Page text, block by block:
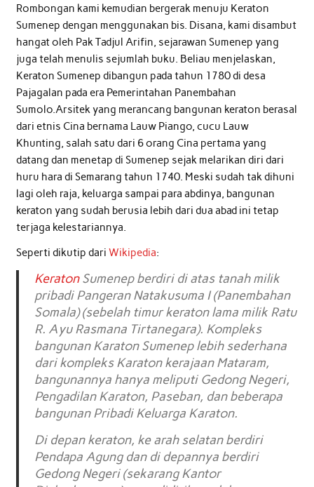
Rombongan kami kemudian bergerak menuju Keraton
Sumenep dengan menggunakan bis. Disana, kami disambut
hangat oleh Pak Tadjul Arifin, sejarawan Sumenep yang
juga telah menulis sejumlah buku. Beliau menjelaskan,
Keraton Sumenep dibangun pada tahun 1780 di desa
Pajagalan pada era Pemerintahan Panembahan
Sumolo.Arsitek yang merancang bangunan keraton berasal
dari etnis Cina bernama Lauw Piango, cucu Lauw
Khunting, salah satu dari 6 orang Cina pertama yang
datang dan menetap di Sumenep sejak melarikan diri dari
huru hara di Semarang tahun 1740. Meski sudah tak dihuni
lagi oleh raja, keluarga sampai para abdinya, bangunan
keraton yang sudah berusia lebih dari dua abad ini tetap
terjaga kelestariannya.
Seperti dikutip dari Wikipedia:
KeratonSumenep berdiri di atas tanah milik
pribadi Pangeran Natakusuma I (Panembahan
Somala) (sebelah timur keraton lama milik Ratu
R. Ayu Rasmana Tirtanegara). Kompleks
bangunan Karaton Sumenep lebih sederhana
dari kompleks Karaton kerajaan Mataram,
bangunannya hanya meliputi Gedong Negeri,
Pengadilan Karaton, Paseban, dan beberapa
bangunan Pribadi Keluarga Karaton.
Di depan keraton, ke arah selatan berdiri
Pendapa Agung dan di depannya berdiri
Gedong Negeri (sekarang Kantor